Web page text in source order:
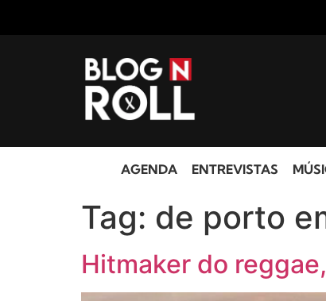
AGENDA ENTREVISTAS
Tag: de porto
Hitmaker do